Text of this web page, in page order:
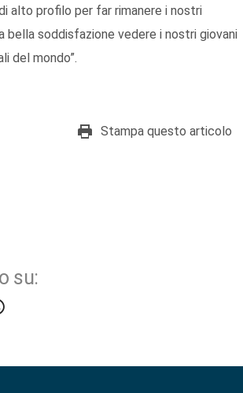
alto profilo per far rimanere i nostri
bella soddisfazione vedere i nostri giovani
del mondo”.
Stampa questo articolo
su: